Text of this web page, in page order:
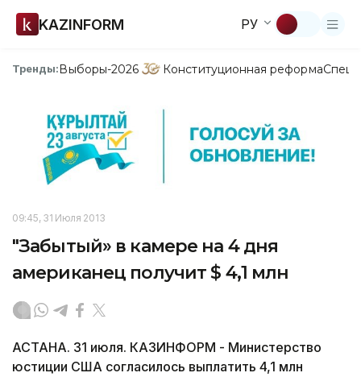
KAZINFORM РУ
Тренды:Выборы-2026 Конституционная реформа
09:45, 31 Июля 2013
"Забытый» в камере на 4 дня
американец получит $ 4,1 млн
АСТАНА. 31 июля. КАЗИНФОРМ - Министерство
юстиции США согласилось выплатить 4,1 млн